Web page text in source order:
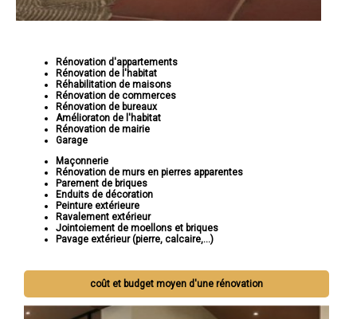
Rénovation d'appartements
Rénovation de l'habitat
Réhabilitation de maisons
Rénovation de commerces
Rénovation de bureaux
Amélioraton de l'habitat
Rénovation de mairie
Garage
Maçonnerie
Rénovation de murs en pierres apparentes
Parement de briques
Enduits de décoration
Peinture extérieure
Ravalement extérieur
Jointoiement de moellons et briques
Pavage extérieur (pierre, calcaire,...)
coût et budget moyen d'une rénovation